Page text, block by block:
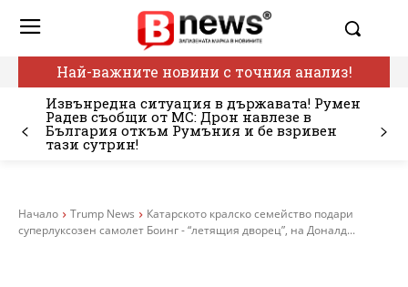
Най-важните новини с точния анализ!
Извънредна ситуация в държавата! Румен
Радев съобщи от МС: Дрон навлезе в
България откъм Румъния и бе взривен
тази сутрин!
Начало Trump News
Катарското кралско семейство подари
суперлуксозен самолет Боинг - “летящия дворец”, на Доналд...